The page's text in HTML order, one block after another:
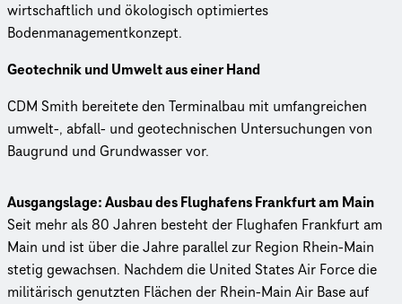
wirtschaftlich und ökologisch optimiertes
Bodenmanagementkonzept.
Geotechnik und Umwelt aus einer Hand
CDM Smith bereitete den Terminalbau mit umfangreichen
umwelt-, abfall- und geotechnischen Untersuchungen von
Baugrund und Grundwasser vor.
Ausgangslage: Ausbau des Flughafens Frankfurt am Main
Seit mehr als 80 Jahren besteht der Flughafen Frankfurt am
Main und ist über die Jahre parallel zur Region Rhein-Main
stetig gewachsen. Nachdem die United States Air Force die
militärisch genutzten Flächen der Rhein-Main Air Base auf